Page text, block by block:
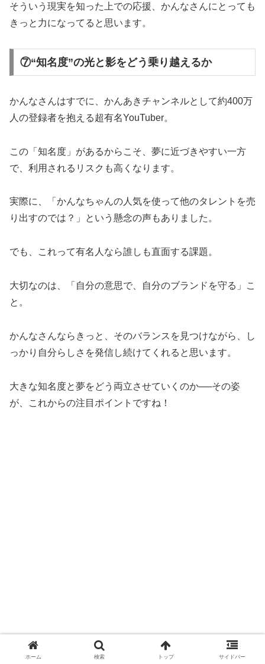
そういう現実を知った上での応援、かんなさんにとっても
きっと力になってると思います。
⑦“知名度”の光と影をどう乗り越えるか
かんなさんはすでに、かんあきチャンネルとして約400万
人の登録者を抱える超有名YouTuber。
この「知名度」があるからこそ、夢に近づきやすい一方
で、利用されるリスクも高くなります。
実際に、「かんなちゃんの人気を使って他のタレントを売
り出すのでは？」という懸念の声もありました。
でも、これって有名人なら誰しも直面する課題。
大切なのは、「自分の意思で、自分のブランドを守る」こ
と。
かんなさんならきっと、そのバランスを見つけながら、し
っかり自分らしさを発信し続けてくれると思います。
大きな知名度と夢をどう両立させていくのか──その姿
が、これからの注目ポイントですね！
ホーム 検索 トップ サイドバー